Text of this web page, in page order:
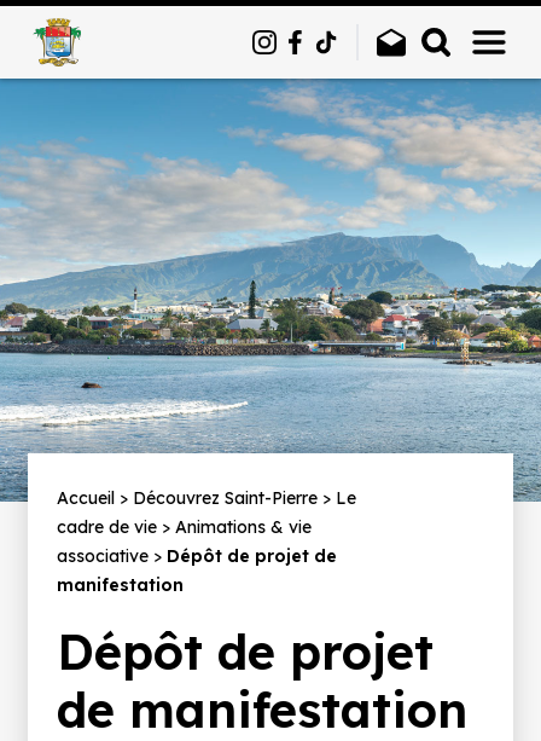
Fil
d'Ariane
Accueil Découvrez Saint-Pierre
Le
cadre de vie
Animations & vie
associative
Dépôt de projet de
manifestation
Dépôt de projet
de manifestation
Panneau de gestion des cookies